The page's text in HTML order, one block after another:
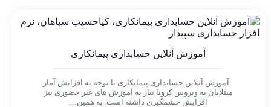
آموزش آنلاین حسابداری پیمانکاری
آموزش آنلاین حسابداری پیمانکاری با توجه به افزایش آمار
مبتلایان به ویروس کرونا نیاز به آموزش های غیر حضوری نیز
افزایش چشمگیری داشته است. به همین…